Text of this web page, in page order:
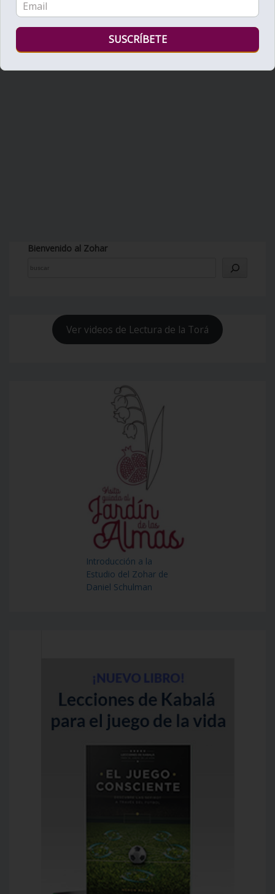
Bienvenido al Zohar
Ver videos de Lectura de la Torá
Introducción a la
Estudio del Zohar de
Daniel Schulman